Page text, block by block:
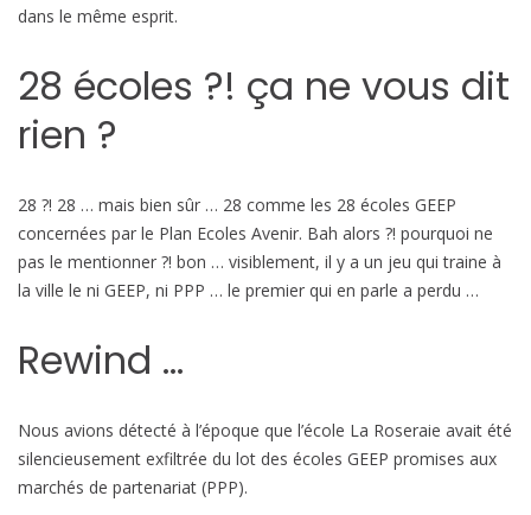
dans le même esprit.
28 écoles ?! ça ne vous dit
rien ?
28 ?! 28 … mais bien sûr … 28 comme les 28 écoles GEEP
concernées par le Plan Ecoles Avenir. Bah alors ?! pourquoi ne
pas le mentionner ?! bon … visiblement, il y a un jeu qui traine à
la ville le ni GEEP, ni PPP … le premier qui en parle a perdu …
Rewind …
Nous avions détecté à l’époque que l’école La Roseraie avait été
silencieusement exfiltrée du lot des écoles GEEP promises aux
marchés de partenariat (PPP).